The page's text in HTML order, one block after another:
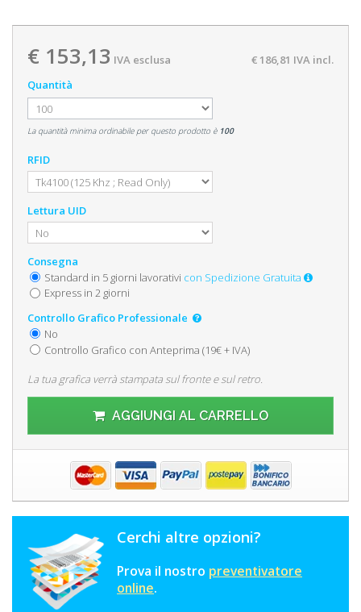
€ 153,13 IVA esclusa € 186,81 IVA incl.
Quantità
La quantità minima ordinabile per questo prodotto è 100
RFID
Lettura UID
Consegna
Standard in 5 giorni lavorativi con Spedizione Gratuita
Express in 2 giorni
Controllo Grafico Professionale
No
Controllo Grafico con Anteprima (19€ + IVA)
La tua grafica verrà stampata sul fronte e sul retro.
AGGIUNGI AL CARRELLO
Cerchi altre opzioni?
Prova il nostro preventivatore
online.